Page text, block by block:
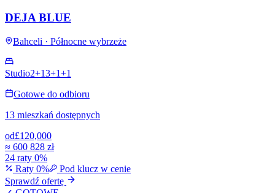
DEJA BLUE
Bahceli · Północne wybrzeże
Studio2+13+1+1
Gotowe do odbioru
13 mieszkań dostępnych
od£120,000
≈ 600 828 zł
24 raty 0%
Raty 0%
Pod klucz w cenie
Sprawdź ofertę